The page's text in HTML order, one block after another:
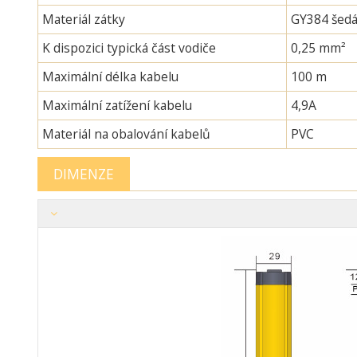
Materiál zátky
GY384
K dispozici typická část vodiče
0,25 mm²
Maximální délka kabelu
100 m
Maximální zatížení kabelu
4,9A
Materiál na obalování kabelů
PVC
DIMENZE